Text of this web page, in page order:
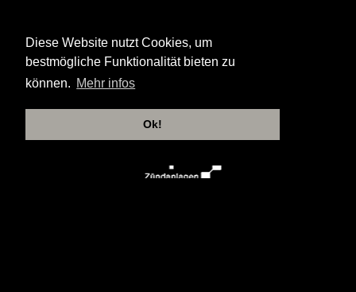
Diese Website nutzt Cookies, um
bestmögliche Funktionalität bieten zu
können. Mehr infos
Ok!